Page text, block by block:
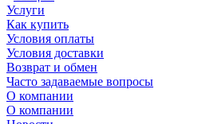
Услуги
Как купить
Условия оплаты
Условия доставки
Возврат и обмен
Часто задаваемые вопросы
О компании
О компании